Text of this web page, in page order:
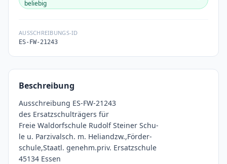
beliebig
AUSSCHREIBUNGS-ID
ES-FW-21243
Beschreibung
Ausschreibung ES-FW-21243
des Ersatzschulträgers für
Freie Waldorfschule Rudolf Steiner Schu-
le u. Parzivalsch. m. Heliandzw.,Förder-
schule,Staatl. genehm.priv. Ersatzschule
45134 Essen